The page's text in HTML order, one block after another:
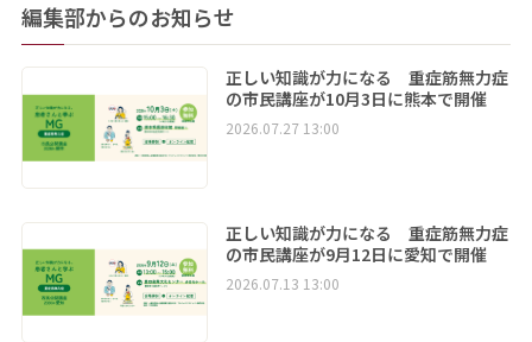
編集部からのお知らせ
正しい知識が力になる 重症筋無力症
の市民講座が10月3日に熊本で開催
2026.07.27 13:00
正しい知識が力になる 重症筋無力症
の市民講座が9月12日に愛知で開催
2026.07.13 13:00